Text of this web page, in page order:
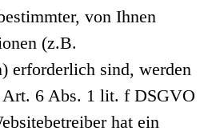
von Ihnen
(z.B.
erforderlich sind, werden
Art. 6 Abs. 1 lit. f DSGVO
hat ein